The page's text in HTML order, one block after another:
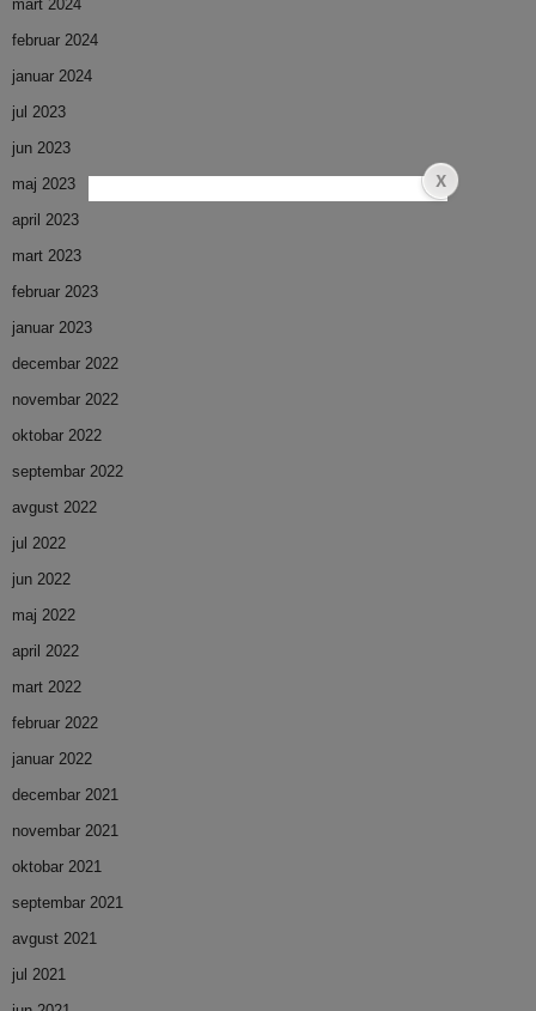
mart 2024
februar 2024
januar 2024
jul 2023
jun 2023
maj 2023
april 2023
mart 2023
februar 2023
januar 2023
decembar 2022
novembar 2022
oktobar 2022
septembar 2022
avgust 2022
jul 2022
jun 2022
maj 2022
april 2022
mart 2022
februar 2022
januar 2022
decembar 2021
novembar 2021
oktobar 2021
septembar 2021
avgust 2021
jul 2021